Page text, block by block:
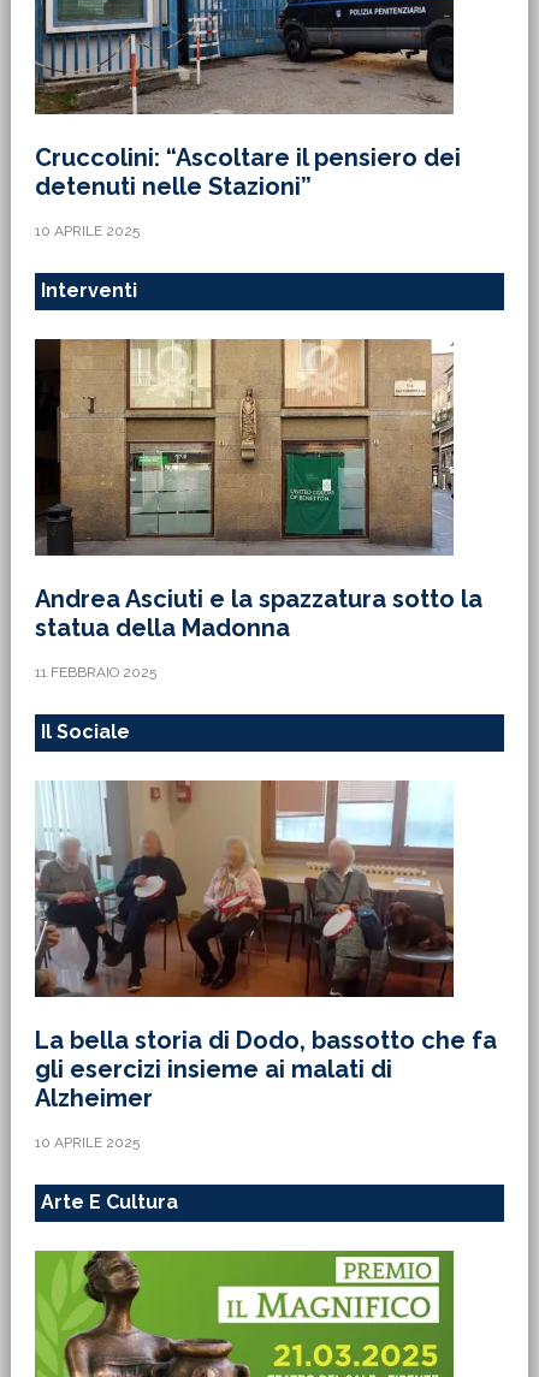
Cruccolini: “Ascoltare il pensiero dei
detenuti nelle Stazioni”
10 APRILE 2025
Interventi
Andrea Asciuti e la spazzatura sotto la
statua della Madonna
11 FEBBRAIO 2025
Il Sociale
La bella storia di Dodo, bassotto che fa
gli esercizi insieme ai malati di
Alzheimer
10 APRILE 2025
Arte E Cultura